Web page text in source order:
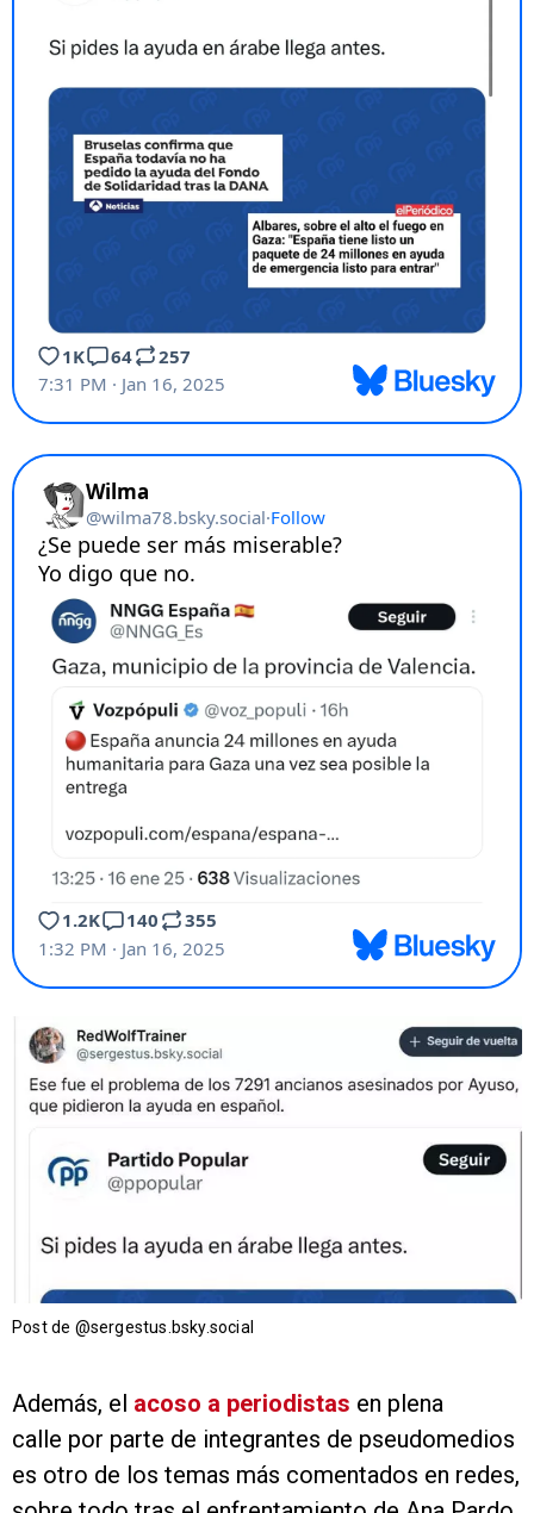
Post de @sergestus.bsky.social‬
Además, el acoso a periodistas en plena
calle por parte de integrantes de pseudomedios
es otro de los temas más comentados en redes,